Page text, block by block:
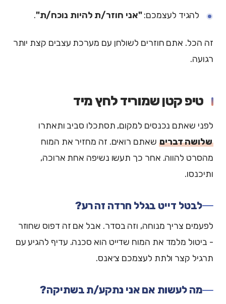
להגיד לעצמכם:"אני חוזר/ת להיות נוכח/ת".
זה הכל. אתם חוזרים לשולחן עם מערכת עצבים קצת יותר
רגועה.
טיפ קטן שמוריד לחץ מיד
לפני שאתם נכנסים למקום, תסתכלו סביב ותאתרו
שלושה דברים שאתם רואים. זה מחזיר את המוח
מהסרט להווה. אחר כך תעשו נשיפה אחת ארוכה,
ותיכנסו.
לבטל דייט בגלל חרדה זה רע?
לפעמים צריך מנוחה, וזה בסדר. אבל אם זה דפוס שחוזר
- ביטול מלמד את המוח שדייט הוא סכנה. עדיף להגיע עם
תרגיל קצר ולתת לעצמכם צ׳אנס.
מה לעשות אם אני נתקע/ת בשתיקה?